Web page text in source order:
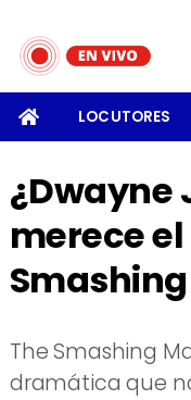
LOCUTORES
¿Dwayne
merece
The Smashing
dramática que